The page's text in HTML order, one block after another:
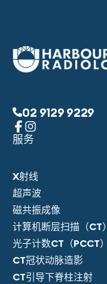
02 9129 9229
服务
X射线
超声波
磁共振成像
计算机断层扫描（CT）
光子计数CT（PCCT）
CT冠状动脉造影
CT引导下脊柱注射